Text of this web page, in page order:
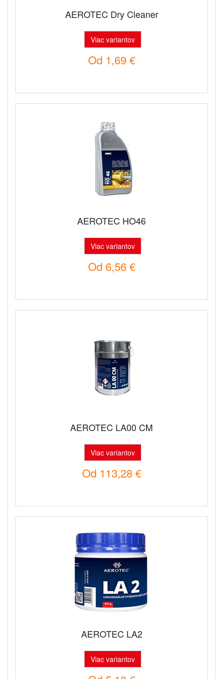
AEROTEC Dry Cleaner
Viac variantov
Od 1,69 €
AEROTEC HO46
Viac variantov
Od 6,56 €
AEROTEC LA00 CM
Viac variantov
Od 113,28 €
AEROTEC LA2
Viac variantov